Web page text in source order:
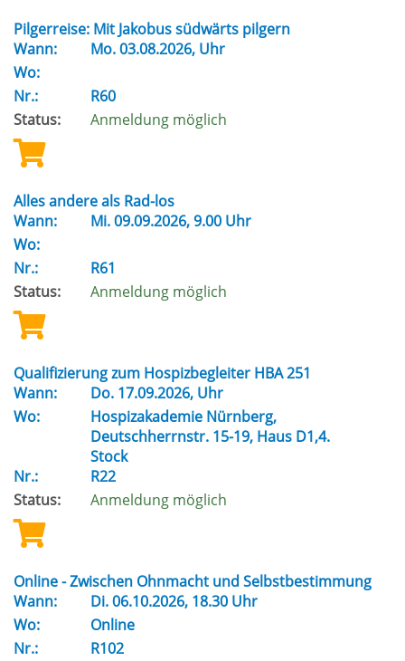
Pilgerreise: Mit Jakobus südwärts pilgern
Wann:
Mo.03.08.2026, Uhr
Wo:
Nr.:
R60
Status:
Anmeldung möglich
Alles andere als Rad-los
Wann:
Mi.09.09.2026, 9.00 Uhr
Wo:
Nr.:
R61
Status:
Anmeldung möglich
Qualifizierung zum Hospizbegleiter HBA 251
Wann:
Do. 17.09.2026, Uhr
Wo:
Hospizakademie Nürnberg,
Deutschherrnstr. 15-19, Haus D1,4.
Stock
Nr.:
R22
Status:
Anmeldung möglich
Online - Zwischen Ohnmacht und Selbstbestimmung
Wann:
Di.06.10.2026, 18.30 Uhr
Wo:
Online
Nr.:
R102